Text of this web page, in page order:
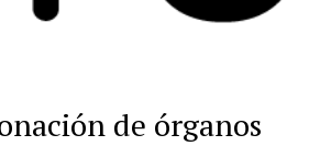
de órganos